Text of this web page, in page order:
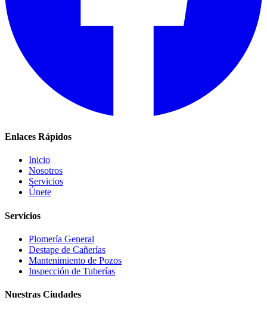
Enlaces Rápidos
Inicio
Nosotros
Servicios
Únete
Servicios
Plomería General
Destape de Cañerías
Mantenimiento de Pozos
Inspección de Tuberías
Nuestras Ciudades